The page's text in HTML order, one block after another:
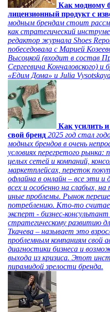
Как модному
лицензионный продукт с
модным брендам стоит
как стратегический
редактор журнала Shoes
побеседовала с Марией
Высоцкой (входит в состав
Сергеевича Кончаловского) и
«Едим Дома» и Julia
Как усилить
свой бренд 2025 год стал
модных брендов в очень
условиях перегретого
целых сетей и компаний,
маркетплейсах, переток
офлайна в онлайн – все эти и
всех и особенно на слабых,
иные проблемы. Рынок
потреблению. Кто-то
эксперт - бизнес-
стратегическому развитию
Ткачева – называет это
проблемным компаниям свой
диагностики бизнеса и
выхода из кризиса. Этот
пирамидой зрелости бренда.